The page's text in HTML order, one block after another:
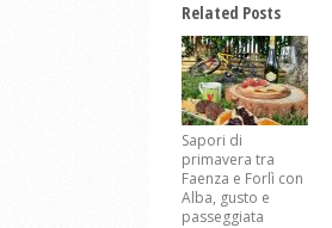
Related Posts
Sapori di
primavera tra
Faenza e Forlì con
Alba, gusto e
passeggiata